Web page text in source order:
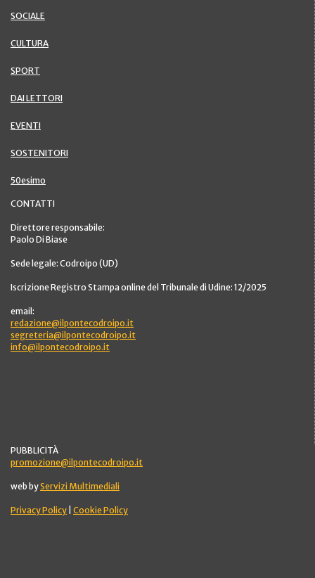
SOCIALE
CULTURA
SPORT
DAI LETTORI
EVENTI
SOSTENITORI
50esimo
CONTATTI
Direttore responsabile:
Paolo Di Biase
Sede legale: Codroipo (UD)
Iscrizione Registro Stampa online del Tribunale di Udine: 12/2025
email:
redazione@ilpontecodroipo.it
segreteria@ilpontecodroipo.it
info@ilpontecodroipo.it
PUBBLICITÀ
promozione@ilpontecodroipo.it
web byServizi Multimediali
Privacy Policy Cookie Policy